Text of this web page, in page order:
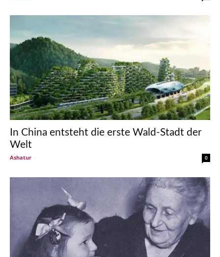
In China entsteht die erste Wald-Stadt der
Welt
Ashatur - 0